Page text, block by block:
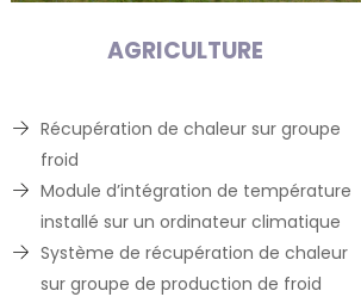
AGRICULTURE
Récupération de chaleur sur groupe
froid
Module d’intégration de température
installé sur un ordinateur climatique
Système de récupération de chaleur
sur groupe de production de froid